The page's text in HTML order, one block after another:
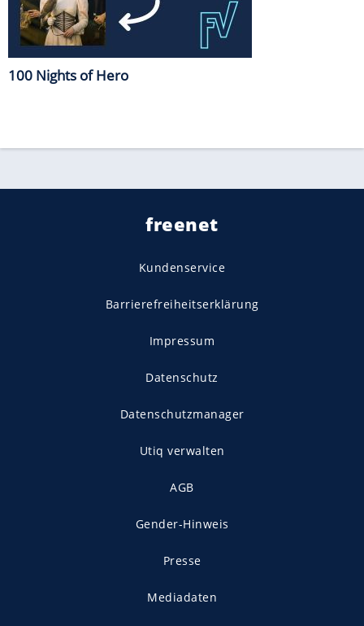
100 Nights of Hero
freenet
Kundenservice
Barrierefreiheitserklärung
Impressum
Datenschutz
Datenschutzmanager
Utiq verwalten
AGB
Gender-Hinweis
Presse
Mediadaten